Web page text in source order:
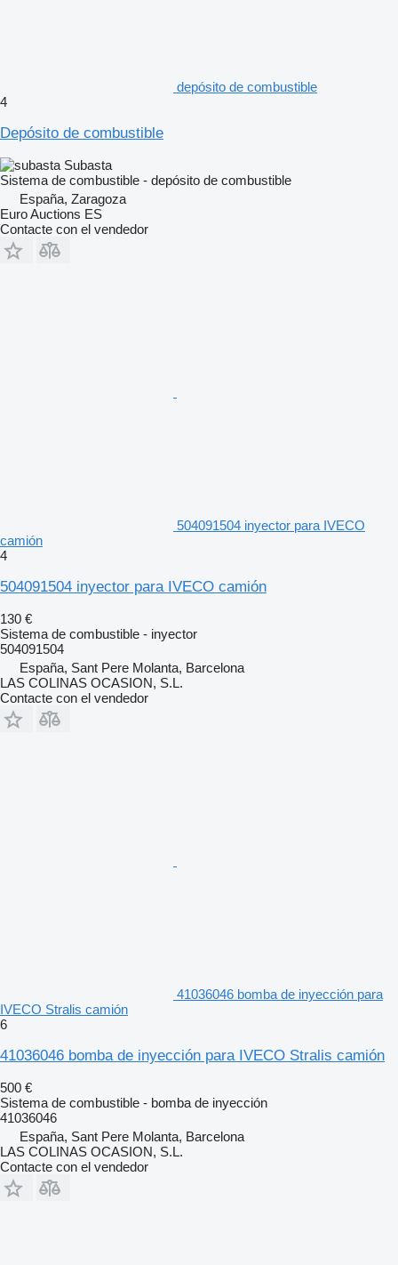
depósito de combustible
4
Depósito de combustible
Subasta
Sistema de combustible - depósito de combustible
España, Zaragoza
Euro Auctions ES
Contacte con el vendedor
504091504 inyector para IVECO
camión
4
504091504 inyector para IVECO camión
130 €
Sistema de combustible - inyector
504091504
España, Sant Pere Molanta, Barcelona
LAS COLINAS OCASION, S.L.
Contacte con el vendedor
41036046 bomba de inyección para
IVECO Stralis camión
6
41036046 bomba de inyección para IVECO Stralis camión
500 €
Sistema de combustible - bomba de inyección
41036046
España, Sant Pere Molanta, Barcelona
LAS COLINAS OCASION, S.L.
Contacte con el vendedor